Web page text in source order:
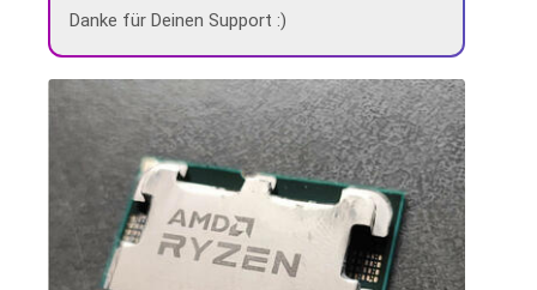
Danke für Deinen Support :)